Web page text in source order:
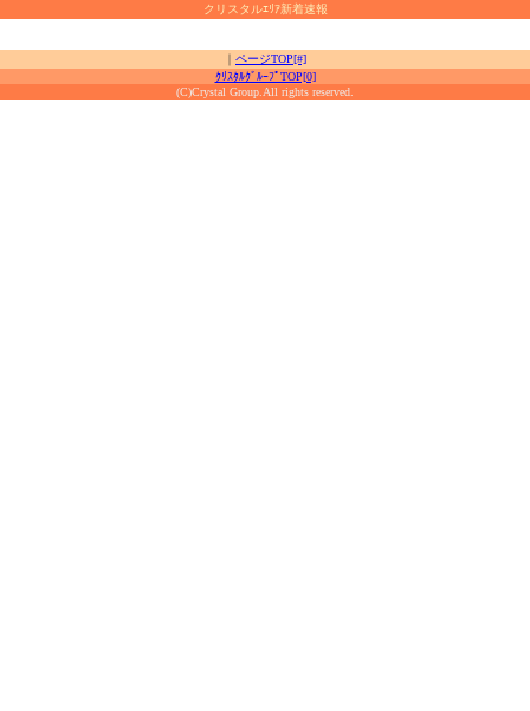
クリスタルｴﾘｱ新着速報
｜ ページTOP[#]
ｸﾘｽﾀﾙｸﾞﾙｰﾌﾟTOP[0]
(C)Crystal Group.All rights reserved.